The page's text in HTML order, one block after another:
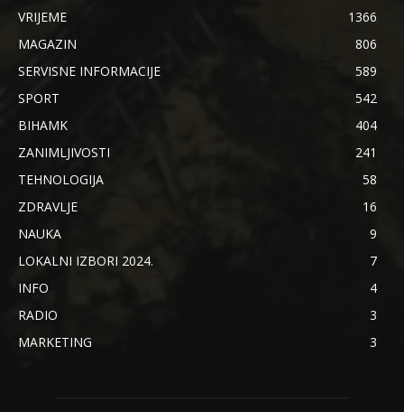
VRIJEME
1366
MAGAZIN
806
SERVISNE INFORMACIJE
589
SPORT
542
BIHAMK
404
ZANIMLJIVOSTI
241
TEHNOLOGIJA
58
ZDRAVLJE
16
NAUKA
9
LOKALNI IZBORI 2024.
7
INFO
4
RADIO
3
MARKETING
3